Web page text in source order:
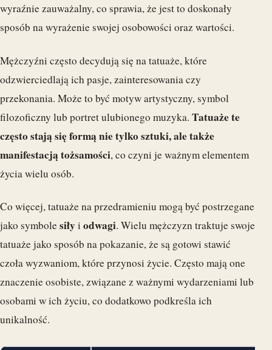
wyraźnie zauważalny, co sprawia, że jest to doskonały
sposób na wyrażenie swojej osobowości oraz wartości.
Mężczyźni często decydują się na tatuaże, które
odzwierciedlają ich pasje, zainteresowania czy
przekonania. Może to być motyw artystyczny, symbol
filozoficzny lub portret ulubionego muzyka. Tatuaże te
często stają się formą nie tylko sztuki, ale także
manifestacją tożsamości, co czyni je ważnym elementem
życia wielu osób.
Co więcej, tatuaże na przedramieniu mogą być postrzegane
jako symbolesiłyi odwagi. Wielu mężczyzn traktuje swoje
tatuaże jako sposób na pokazanie, że są gotowi stawić
czoła wyzwaniom, które przynosi życie. Często mają one
znaczenie osobiste, związane z ważnymi wydarzeniami lub
osobami w ich życiu, co dodatkowo podkreśla ich
unikalność.